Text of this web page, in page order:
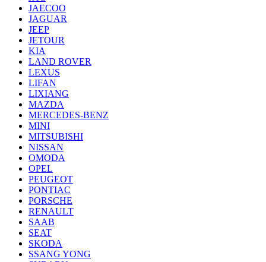
JAECOO
JAGUAR
JEEP
JETOUR
KIA
LAND ROVER
LEXUS
LIFAN
LIXIANG
MAZDA
MERCEDES-BENZ
MINI
MITSUBISHI
NISSAN
OMODA
OPEL
PEUGEOT
PONTIAC
PORSCHE
RENAULT
SAAB
SEAT
SKODA
SSANG YONG